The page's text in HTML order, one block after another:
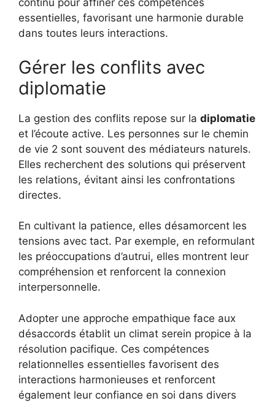
continu pour affiner ces compétences
essentielles, favorisant une harmonie durable
dans toutes leurs interactions.
Gérer les conflits avec
diplomatie
La gestion des conflits repose sur la diplomatie
et l’écoute active. Les personnes sur le chemin
de vie 2 sont souvent des médiateurs naturels.
Elles recherchent des solutions qui préservent
les relations, évitant ainsi les confrontations
directes.
En cultivant la patience, elles désamorcent les
tensions avec tact. Par exemple, en reformulant
les préoccupations d’autrui, elles montrent leur
compréhension et renforcent la connexion
interpersonnelle.
Adopter une approche empathique face aux
désaccords établit un climat serein propice à la
résolution pacifique. Ces compétences
relationnelles essentielles favorisent des
interactions harmonieuses et renforcent
également leur confiance en soi dans divers